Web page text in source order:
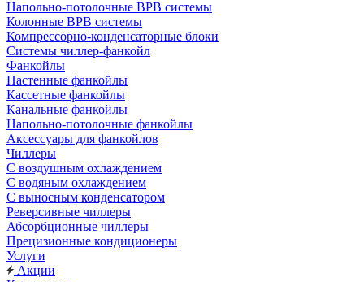
Напольно-потолочные ВРВ системы
Колонные ВРВ системы
Компрессорно-конденсаторные блоки
Системы чиллер-фанкойл
Фанкойлы
Настенные фанкойлы
Кассетные фанкойлы
Канальные фанкойлы
Напольно-потолочные фанкойлы
Аксессуары для фанкойлов
Чиллеры
С воздушным охлаждением
С водяным охлаждением
С выносным конденсатором
Реверсивные чиллеры
Абсорбционные чиллеры
Прецизионные кондиционеры
Услуги
Акции